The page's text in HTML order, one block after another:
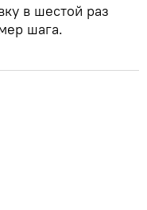
в шестой раз
шага.